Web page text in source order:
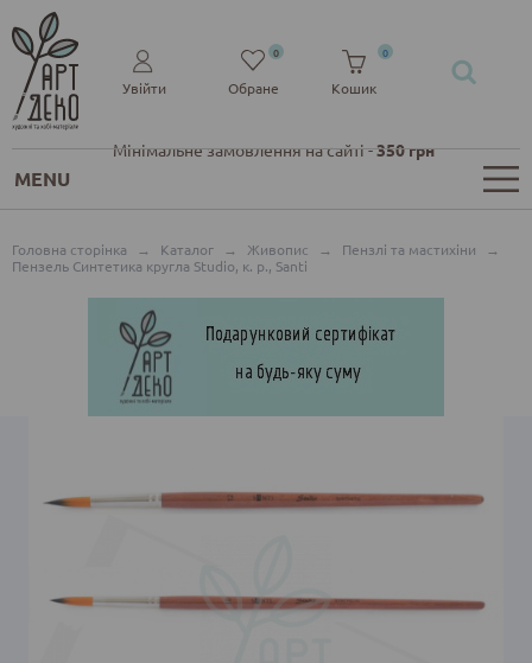
Мінімальне замовлення на сайті -350 грн
Увійти Обране
0
Кошик
0
MENU
Головна сторінка → Каталог → Живопис → Пензлі та мастихіни
→
Пензель Синтетика кругла Studio, к. р., Santi